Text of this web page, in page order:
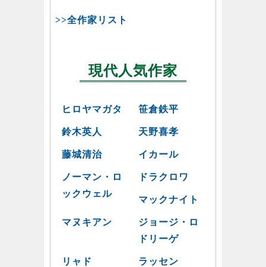
>>全作家リスト
現代人気作家
ヒロヤマガタ 笹倉鉄平
鈴木英人 天野喜孝
藤城清治 イカール
ノーマン・ロ
ックウェル
ドラクロワ
マックナイト
マヌキアン
ジョージ・ロ
ドリーゲ
リャド ラッセン